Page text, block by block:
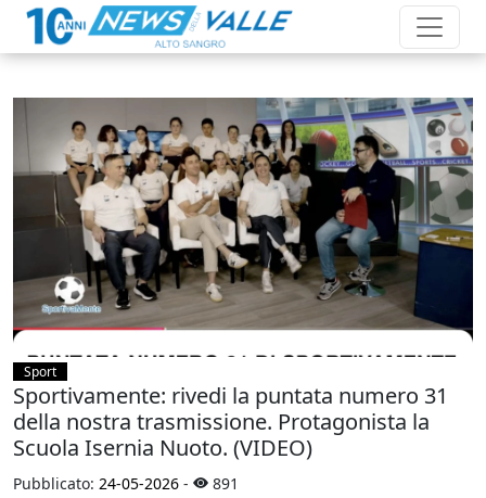
Sport
Sportivamente: rivedi la puntata numero 31
della nostra trasmissione. Protagonista la
Scuola Isernia Nuoto. (VIDEO)
Pubblicato: 24-05-2026 - 891